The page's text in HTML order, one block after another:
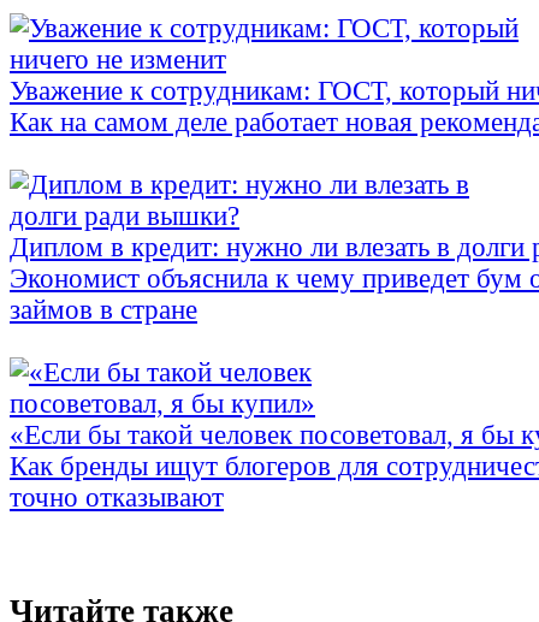
Уважение к сотрудникам: ГОСТ, который
Как на самом деле работает новая
Диплом в кредит: нужно ли влезать в
Экономист объяснила к чему приведет бум
займов в стране
«Если бы такой человек посоветовал, я бы
Как бренды ищут блогеров для
точно отказывают
Читайте также